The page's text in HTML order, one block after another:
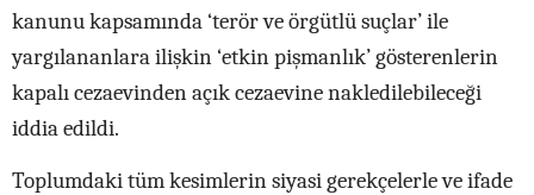
kanunu kapsamında ‘terör ve örgütlü suçlar’ ile
yargılananlara ilişkin ‘etkin pişmanlık’ gösterenlerin
kapalı cezaevinden açık cezaevine nakledilebileceği
iddia edildi.
Toplumdaki tüm kesimlerin siyasi gerekçelerle ve ifade